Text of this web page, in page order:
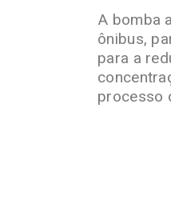
A bomba
ônibus,
para a
processo